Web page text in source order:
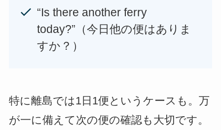
“Is there another ferry
today?”（今日他の便はありま
すか？）
特に離島では1日1便というケースも。万
が一に備えて次の便の確認も大切です。